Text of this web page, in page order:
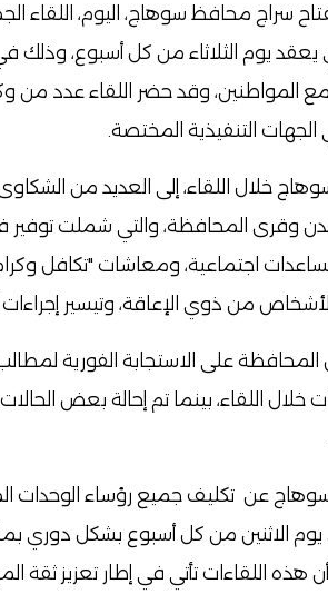
سراج محافظ سوهاج، اليوم، اللقاء
يعقد يوم الثلاثاء من كل أسبوع، وذلك
مع المواطنين، وقد حضر اللقاء عدد من
الجهات التنفيذية المختصة.
خلال اللقاء، إلى العديد من
وقرى المحافظة، والتي شملت توفير
اجتماعية، ومعاشات "تكافل
من ذوي الإعاقة، وتيسير إجراءات
على الاستجابة الفورية
خلال اللقاء، بينما تم إحالة بعض
عن تكليف جميع رؤساء الوحدات
يوم الاثنين من كل أسبوع بشكل دوري
أن هذه اللقاءات تأتي في إطار تعزيز ثقة